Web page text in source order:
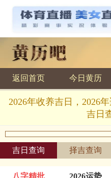
黄历查询
返回首页 今日黄历
2026年收养吉日，2026
吉日
吉日查询 择吉查询
八字精批 2026运势